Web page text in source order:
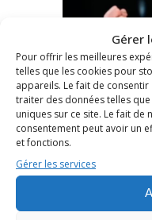
Gérer
Pour offrir les meilleures
telles que les cookies pour
appareils. Le fait de
traiter des données telles
uniques sur ce site. Le fait
consentement peut avoir un
et fonctions.
Gérer les services